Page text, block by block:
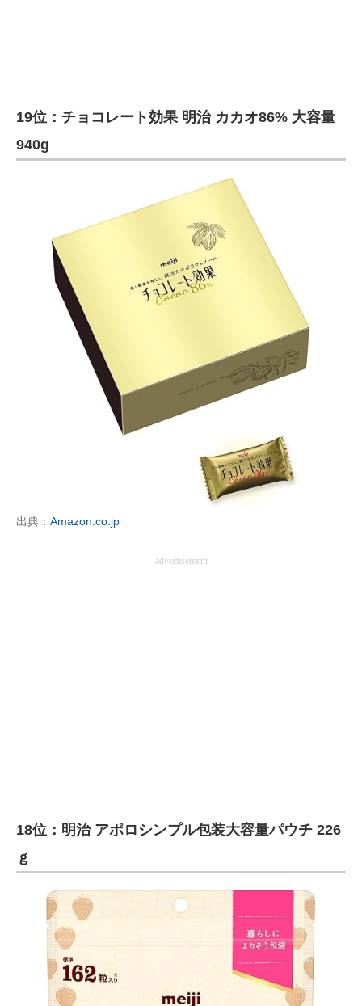
19位：チョコレート効果 明治 カカオ86% 大容量
940g
出典： Amazon.co.jp
advertisement
18位：明治 アポロシンプル包装大容量パウチ 226
ｇ